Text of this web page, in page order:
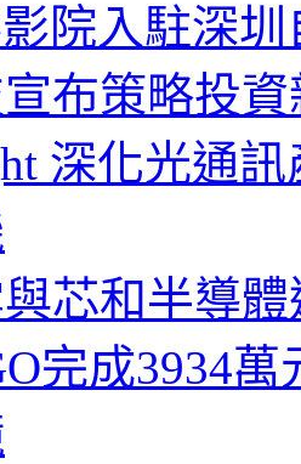
院入駐深
布策略投
深化光通
芯和半導
完成3934